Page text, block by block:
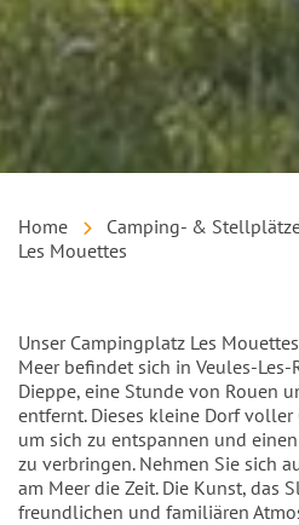
Home Camping- &
Les Mouettes
Einleitung
Unser Campingplatz Les
Meer befindet sich in Veules-
Dieppe, eine Stunde von Rouen
entfernt. Dieses kleine Dorf
um sich zu entspannen und
zu verbringen. Nehmen Sie sich
am Meer die Zeit. Die Kunst, das
freundlichen und familiären